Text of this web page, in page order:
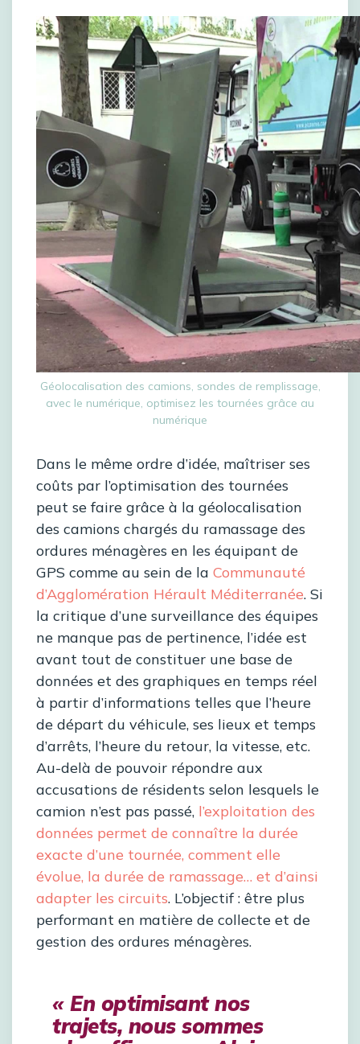
Géolocalisation des camions, sondes de remplissage,
avec le numérique, optimisez les tournées grâce au
numérique
Dans le même ordre d’idée, maîtriser ses
coûts par l’optimisation des tournées
peut se faire grâce à la géolocalisation
des camions chargés du ramassage des
ordures ménagères en les équipant de
GPS comme au sein de la Communauté
d’Agglomération Hérault Méditerranée. Si
la critique d’une surveillance des équipes
ne manque pas de pertinence, l’idée est
avant tout de constituer une base de
données et des graphiques en temps réel
à partir d’informations telles que l’heure
de départ du véhicule, ses lieux et temps
d’arrêts, l’heure du retour, la vitesse, etc.
Au-delà de pouvoir répondre aux
accusations de résidents selon lesquels le
camion n’est pas passé, l’exploitation des
données permet de connaître la durée
exacte d’une tournée, comment elle
évolue, la durée de ramassage… et d’ainsi
adapter les circuits. L’objectif : être plus
performant en matière de collecte et de
gestion des ordures ménagères.
« En optimisant nos
trajets, nous sommes